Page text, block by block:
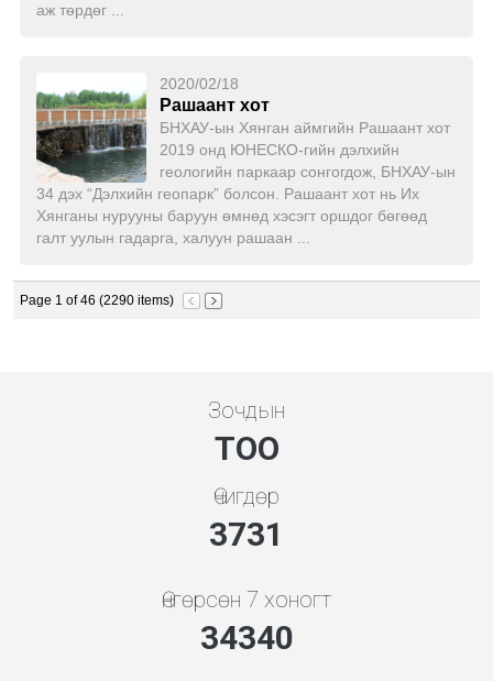
аж төрдөг ...
2020/02/18
Рашаант хот
БНХАУ-ын Хянган аймгийн Рашаант хот
2019 онд ЮНЕСКО-гийн дэлхийн
геологийн паркаар сонгогдож, БНХАУ-ын
34 дэх “Дэлхийн геопарк” болсон. Рашаант хот нь Их
Хянганы нурууны баруун өмнөд хэсэгт оршдог бөгөөд
галт уулын гадарга, халуун рашаан ...
Page 1 of 46 (2290 items)
Зочдын
ТОО
Өчигдөр
3998
Өнгөрсөн 7 хоногт
36793